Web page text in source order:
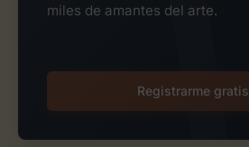
miles de amantes del arte.
Registrarme gratis